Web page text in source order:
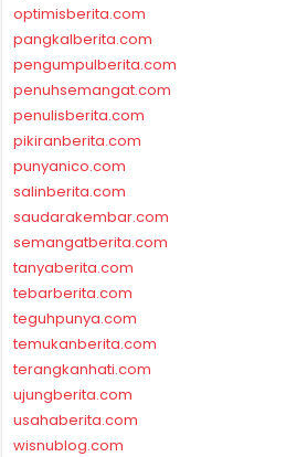
optimisberita.com
pangkalberita.com
pengumpulberita.com
penuhsemangat.com
penulisberita.com
pikiranberita.com
punyanico.com
salinberita.com
saudarakembar.com
semangatberita.com
tanyaberita.com
tebarberita.com
teguhpunya.com
temukanberita.com
terangkanhati.com
ujungberita.com
usahaberita.com
wisnublog.com